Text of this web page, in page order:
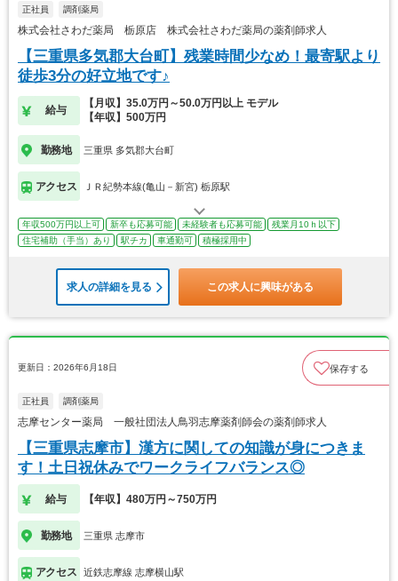
正社員 調剤薬局
株式会社さわだ薬局 栃原店 株式会社さわだ薬局の薬剤師求人
【三重県多気郡大台町】残業時間少なめ！最寄駅より
徒歩3分の好立地です♪
給与
【月収】35.0万円～50.0万円以上 モデル
【年収】500万円
勤務地 三重県 多気郡大台町
アクセス ＪＲ紀勢本線(亀山－新宮) 栃原駅
年収500万円以上可 新卒も応募可能 未経験者も応募可能
残業月10ｈ以下
住宅補助（手当）あり
駅チカ 車通勤可 積極採用中
求人の詳細を見る この求人に興味がある
更新日：2026年6月18日 保存する
正社員 調剤薬局
志摩センター薬局 一般社団法人鳥羽志摩薬剤師会の薬剤師求人
【三重県志摩市】漢方に関しての知識が身につきま
す！土日祝休みでワークライフバランス◎
給与 【年収】480万円～750万円
勤務地 三重県 志摩市
アクセス 近鉄志摩線 志摩横山駅